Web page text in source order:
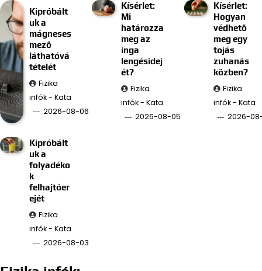
Kipróbált
uk a
mágneses
mező
láthatóvá
tételét
Fizika
infók - Kata
2026-08-06
Kísérlet:
Mi
határozza
meg az
inga
lengésidej
ét?
Fizika
infók - Kata
2026-08-05
Kísérlet:
Hogyan
védhető
meg egy
tojás
zuhanás
közben?
Fizika
infók - Kata
2026-
Kipróbált
uk a
folyadéko
k
felhajtóer
ejét
Fizika
infók - Kata
2026-08-03